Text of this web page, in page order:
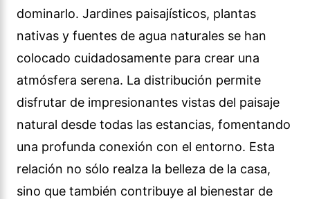
dominarlo. Jardines paisajísticos, plantas
nativas y fuentes de agua naturales se han
colocado cuidadosamente para crear una
atmósfera serena. La distribución permite
disfrutar de impresionantes vistas del paisaje
natural desde todas las estancias, fomentando
una profunda conexión con el entorno. Esta
relación no sólo realza la belleza de la casa,
sino que también contribuye al bienestar de